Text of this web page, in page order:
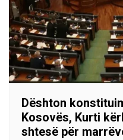
Dështon
Kosovës, Kurti
shtesë për